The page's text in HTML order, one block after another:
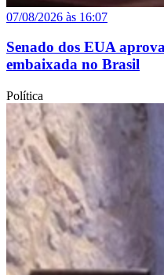
07/08/2026 às 16:07
Senado dos EUA
embaixada no Brasil
Política